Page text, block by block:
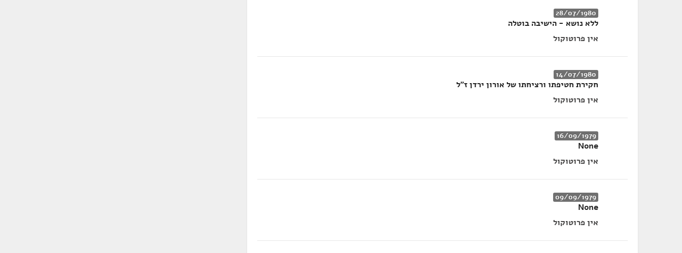
28/07/1980
ללא נושא - הישיבה בוטלה
אין פרוטוקול
14/07/1980
חקירת חטיפתו ורציחתו של אורון ירדן ז״ל
אין פרוטוקול
16/09/1979
None
אין פרוטוקול
09/09/1979
None
אין פרוטוקול